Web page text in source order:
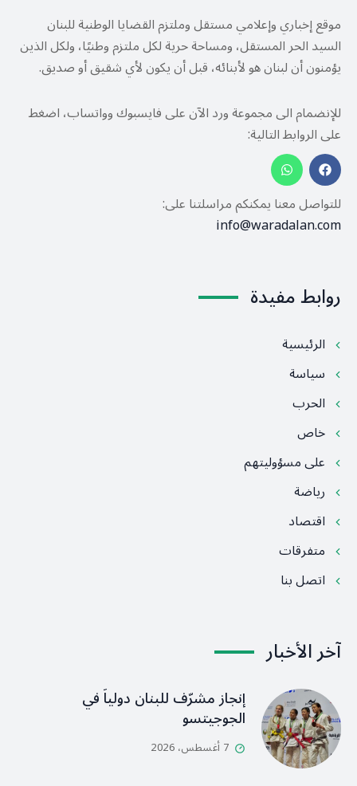
موقع إخباري وإعلامي مستقل وملتزم القضايا الوطنية للبنان
السيد الحر المستقل، ومساحة حرية لكل ملتزم وطنيًا، ولكل الذين
يؤمنون أن لبنان هو لأبنائه، قبل أن يكون لأي شقيق أو صديق.
للإنضمام الى مجموعة ورد الآن على فايسبوك وواتساب، اضغط
على الروابط التالية:
للتواصل معنا يمكنكم مراسلتنا على:
info@waradalan.com
روابط مفيدة
الرئيسية
سياسة
الحرب
خاص
على مسؤوليتهم
رياضة
اقتصاد
متفرقات
اتصل بنا
آخر الأخبار
إنجاز مشرّف للبنان دولياً في
الجوجيتسو
7 أغسطس، 2026